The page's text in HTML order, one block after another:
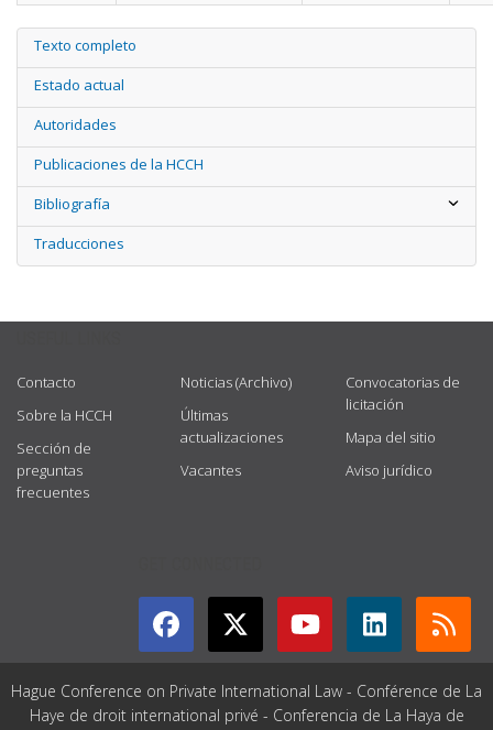
Texto completo
Estado actual
Autoridades
Publicaciones de la HCCH
Bibliografía
Traducciones
Contacto
Sobre la HCCH
Sección de
preguntas
frecuentes
Noticias (Archivo)
Últimas
actualizaciones
Vacantes
Convocatorias de
licitación
Mapa del sitio
Aviso jurídico
Hague Conference on Private International Law - Conférence de La
Haye de droit international privé - Conferencia de La Haya de